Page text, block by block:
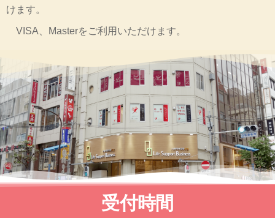
けます。
VISA、Masterをご利用いただけます。
受付時間